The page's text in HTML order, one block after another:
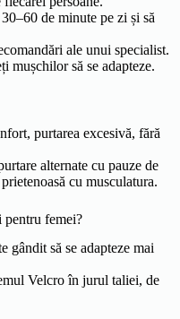
de minute pe zi și să
ale unui specialist.
mușchilor să se adapteze.
purtarea excesivă, fără
alternate cu pauze de
cu musculatura.
pentru femei?
gândit să se adapteze mai
Velcro în jurul taliei, de